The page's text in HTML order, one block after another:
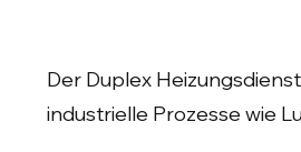
Der Duplex
industrielle Prozesse wie